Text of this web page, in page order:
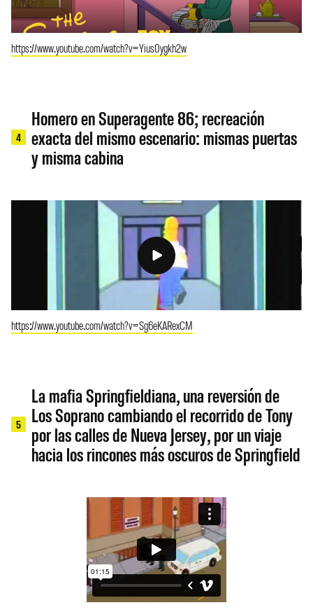
https://www.youtube.com/watch?v=Yius0ygkh2w
4
Homero en Superagente 86; recreación
exacta del mismo escenario: mismas puertas
y misma cabina
https://www.youtube.com/watch?v=Sg6eKARexCM
5
La mafia Springfieldiana, una reversión de
Los Soprano cambiando el recorrido de Tony
por las calles de Nueva Jersey, por un viaje
hacia los rincones más oscuros de Springfield